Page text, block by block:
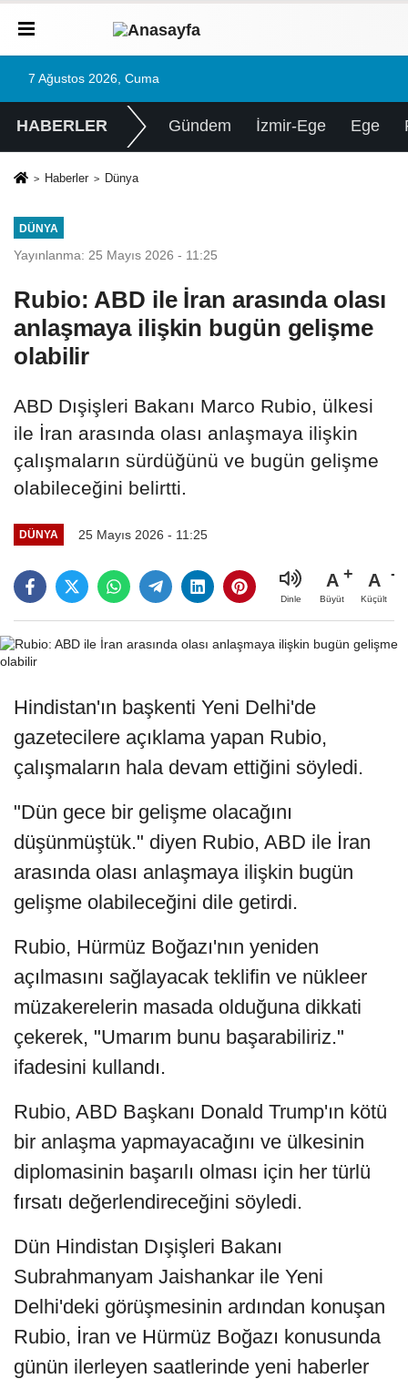
7 Ağustos 2026, Cuma
HABERLER Gündem İzmir-Ege Ege
Haberler Dünya
DÜNYA
Yayınlanma: 25 Mayıs 2026 - 11:25
Rubio: ABD ile İran arasında olası
anlaşmaya ilişkin bugün gelişme
olabilir
ABD Dışişleri Bakanı Marco Rubio, ülkesi
ile İran arasında olası anlaşmaya ilişkin
çalışmaların sürdüğünü ve bugün gelişme
olabileceğini belirtti.
DÜNYA 25 Mayıs 2026 - 11:25
Dinle
A
Büyüt
A
Küçült
Hindistan'ın başkenti Yeni Delhi'de
gazetecilere açıklama yapan Rubio,
çalışmaların hala devam ettiğini söyledi.
"Dün gece bir gelişme olacağını
düşünmüştük." diyen Rubio, ABD ile İran
arasında olası anlaşmaya ilişkin bugün
gelişme olabileceğini dile getirdi.
Rubio, Hürmüz Boğazı'nın yeniden
açılmasını sağlayacak teklifin ve nükleer
müzakerelerin masada olduğuna dikkati
çekerek, "Umarım bunu başarabiliriz."
ifadesini kullandı.
Rubio, ABD Başkanı Donald Trump'ın kötü
bir anlaşma yapmayacağını ve ülkesinin
diplomasinin başarılı olması için her türlü
fırsatı değerlendireceğini söyledi.
Dün Hindistan Dışişleri Bakanı
Subrahmanyam Jaishankar ile Yeni
Delhi'deki görüşmesinin ardından konuşan
Rubio, İran ve Hürmüz Boğazı konusunda
günün ilerleyen saatlerinde yeni haberler